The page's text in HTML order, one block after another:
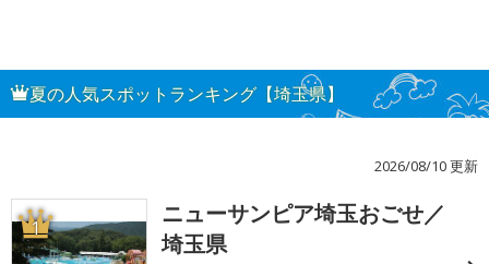
夏の人気スポットランキング【埼玉県】
2026/08/10 更新
1
ニューサンピア埼玉おごせ／
埼玉県